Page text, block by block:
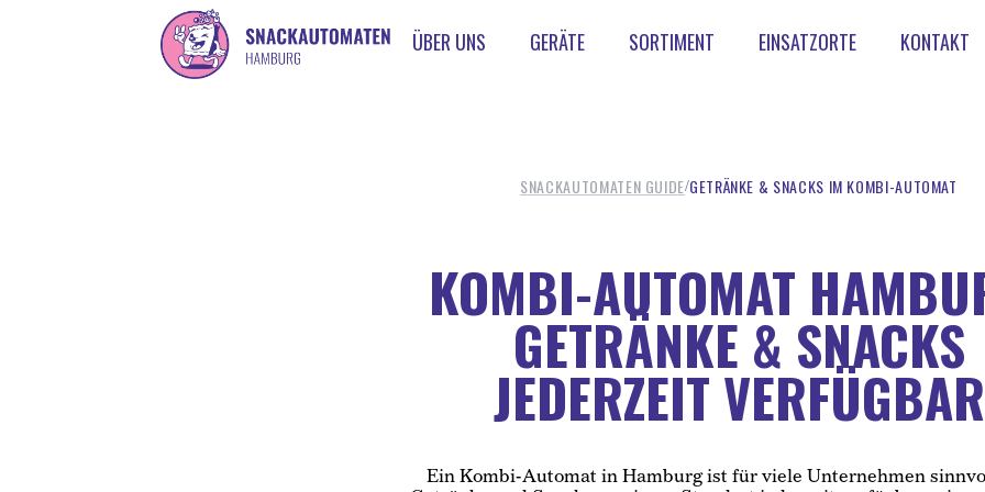
ÜBER UNS GERÄTE SORTIMENT EINSATZORTE KONTAKT
SNACKAUTOMATEN GUIDE/GETRÄNKE & SNACKS IM KOMBI-AUTOMAT
KOMBI-AUTOMAT
GETRÄNKE & SNACKS
JEDERZEIT VERFÜGBAR
Ein Kombi-Automat in Hamburg ist für viele Unternehmen